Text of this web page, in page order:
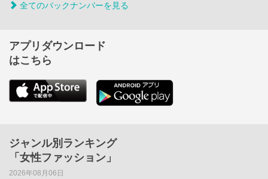
全てのバックナンバーを見る
アプリダウンロード
はこちら
ジャンル別ランキング
「女性ファッション」
2026年08月06日